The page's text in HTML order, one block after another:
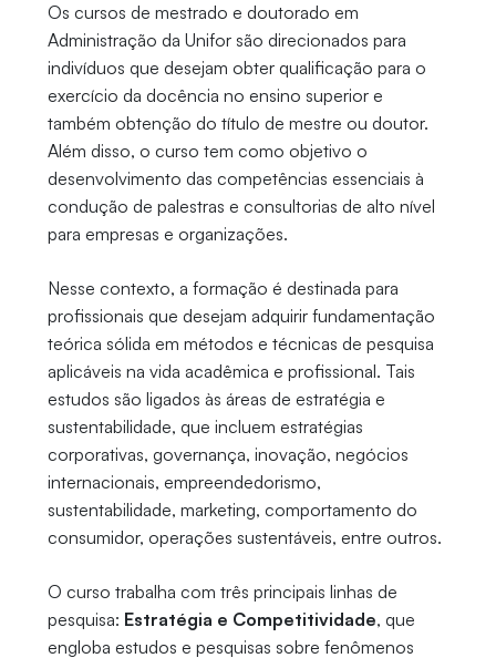
Os cursos de mestrado e doutorado em
Administração da Unifor são direcionados para
indivíduos que desejam obter qualificação para o
exercício da docência no ensino superior e
também obtenção do título de mestre ou doutor.
Além disso, o curso tem como objetivo o
desenvolvimento das competências essenciais à
condução de palestras e consultorias de alto nível
para empresas e organizações.
Nesse contexto, a formação é destinada para
profissionais que desejam adquirir fundamentação
teórica sólida em métodos e técnicas de pesquisa
aplicáveis na vida acadêmica e profissional. Tais
estudos são ligados às áreas de estratégia e
sustentabilidade, que incluem estratégias
corporativas, governança, inovação, negócios
internacionais, empreendedorismo,
sustentabilidade, marketing, comportamento do
consumidor, operações sustentáveis, entre outros.
O curso trabalha com três principais linhas de
pesquisa: Estratégia e Competitividade, que
engloba estudos e pesquisas sobre fenômenos